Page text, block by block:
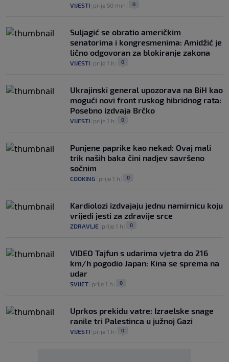
VIJESTI prije 50 min 0
Suljagić se obratio američkim
senatorima i kongresmenima: Amidžić je
lično odgovoran za blokiranje zakona
VIJESTI prije 1 h 0
Ukrajinski general upozorava na BiH kao
mogući novi front ruskog hibridnog rata:
Posebno izdvaja Brčko
VIJESTI prije 1 h 0
Punjene paprike kao nekad: Ovaj mali
trik naših baka čini nadjev savršeno
sočnim
COOKING prije 1 h 0
Kardiolozi izdvajaju jednu namirnicu koju
vrijedi jesti za zdravije srce
ZDRAVLJE prije 1 h 0
VIDEO Tajfun s udarima vjetra do 216
km/h pogodio Japan: Kina se sprema na
udar
SVIJET prije 1 h 0
Uprkos prekidu vatre: Izraelske snage
ranile tri Palestinca u južnoj Gazi
VIJESTI prije 1 h 0